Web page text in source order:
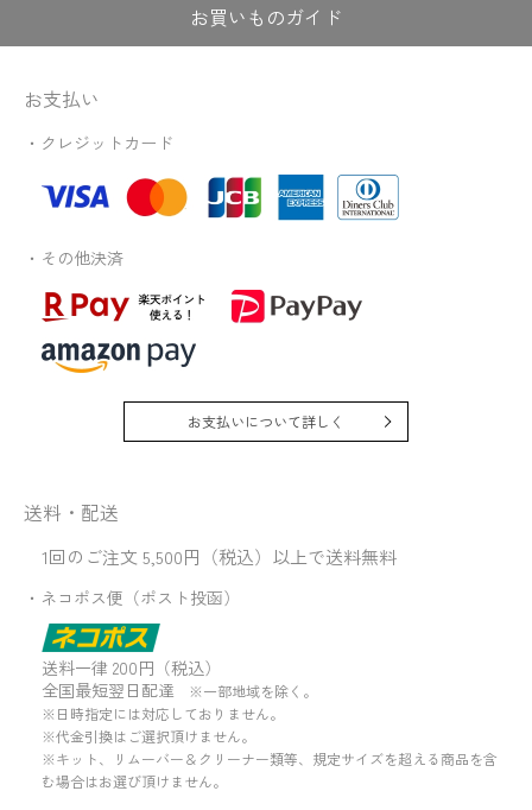
お買いものガイド
お支払い
・クレジットカード
・その他決済
お支払いについて詳しく
送料・配送
1回のご注文 5,500円（税込）以上で送料無料
・ネコポス便（ポスト投函）
送料一律 200円（税込）
全国最短翌日配達 ※一部地域を除く。
※日時指定には対応しておりません。
※代金引換はご選択頂けません。
※キット、リムーバー＆クリーナー類等、規定サイズを超える商品を含
む場合はお選び頂けません。